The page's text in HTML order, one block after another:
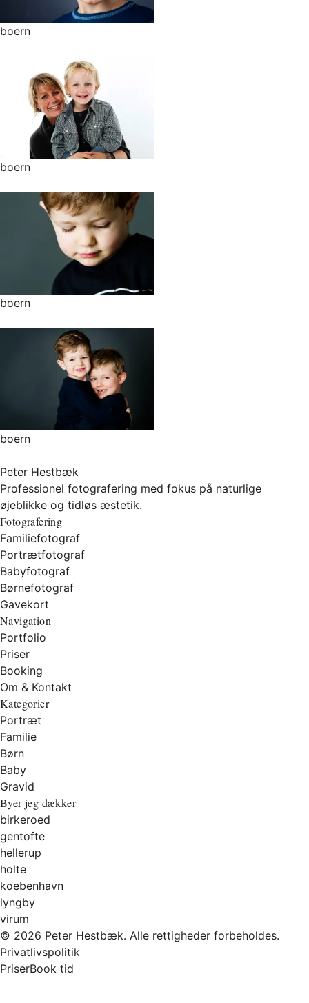
boern
boern
boern
boern
Peter Hestbæk
Professionel fotografering med fokus på naturlige
øjeblikke og tidløs æstetik.
Fotografering
Familiefotograf
Portrætfotograf
Babyfotograf
Børnefotograf
Gavekort
Navigation
Portfolio
Priser
Booking
Om & Kontakt
Kategorier
Portræt
Familie
Børn
Baby
Gravid
Byer jeg dækker
birkeroed
gentofte
hellerup
holte
koebenhavn
lyngby
virum
© 2026 Peter Hestbæk. Alle rettigheder forbeholdes.
Privatlivspolitik
PriserBook tid